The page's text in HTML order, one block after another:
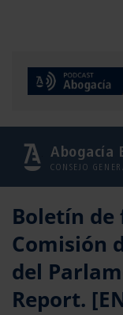
Abogacía
CONSEJO
Boletín de
Comisión
del
Report.